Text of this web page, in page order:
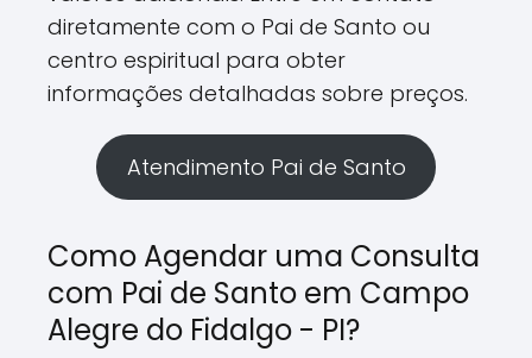
diretamente com o Pai de Santo ou
centro espiritual para obter
informações detalhadas sobre preços.
Atendimento Pai de Santo
Como Agendar uma Consulta
com Pai de Santo em Campo
Alegre do Fidalgo - PI?